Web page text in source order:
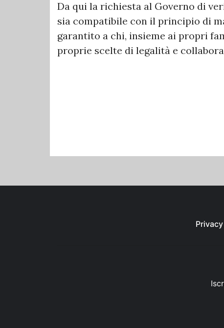
Da qui la richiesta al Governo di
sia compatibile con il principio di
garantito a chi, insieme ai propri
proprie scelte di legalità e